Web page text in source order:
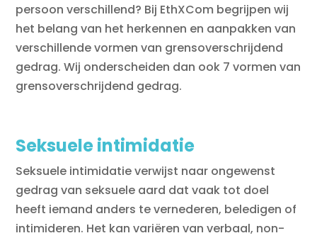
persoon verschillend? Bij EthXCom begrijpen wij
het belang van het herkennen en aanpakken van
verschillende vormen van grensoverschrijdend
gedrag. Wij onderscheiden dan ook 7 vormen van
grensoverschrijdend gedrag.
Seksuele intimidatie
Seksuele intimidatie verwijst naar ongewenst
gedrag van seksuele aard dat vaak tot doel
heeft iemand anders te vernederen, beledigen of
intimideren. Het kan variëren van verbaal, non-